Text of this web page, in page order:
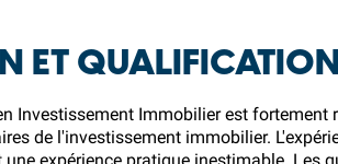
ET
Investissement Immobilier est
de l'investissement immobilier.